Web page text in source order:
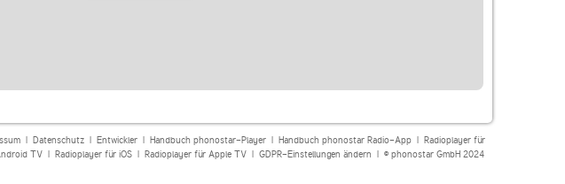
| Datenschutz| Entwickler| Handbuch phonostar-Player| Handbuch phonostar Radio-App| Radioplayer für
TV| Radioplayer für iOS| Radioplayer für Apple TV| GDPR-Einstellungen ändern | © phonostar GmbH 2024